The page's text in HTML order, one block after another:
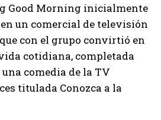
Good Morning inicialmente
un comercial de televisión
que con el grupo convirtió en
cotidiana, completada
comedia de la TV
titulada Conozca a la